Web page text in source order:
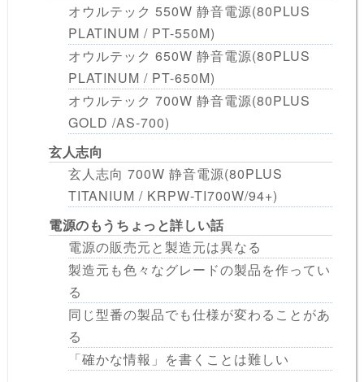
オウルテック 550W 静音電源(80PLUS
PLATINUM / PT-550M)
オウルテック 650W 静音電源(80PLUS
PLATINUM / PT-650M)
オウルテック 700W 静音電源(80PLUS
GOLD /AS-700)
玄人志向
玄人志向 700W 静音電源(80PLUS
TITANIUM / KRPW-TI700W/94+)
電源のもうちょっと詳しい話
電源の販売元と製造元は異なる
製造元も色々なグレードの製品を作ってい
る
同じ型番の製品でも仕様が変わることがあ
る
「確かな情報」を書くことは難しい